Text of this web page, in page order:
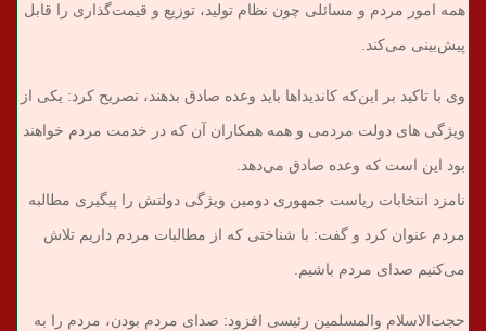
همه امور مردم و مسائلی چون نظام تولید، توزیع و قیمت‌گذاری را قابل
پیش‌بینی می‌کند.
وی با تاکید بر این‌که کاندیداها باید وعده صادق بدهند، تصریح کرد: یکی از
ویژگی های دولت مردمی و همه همکاران آن که در خدمت مردم خواهند
بود این است که وعده‌ صادق می‌دهد.
نامزد انتخابات ریاست جمهوری دومین ویژگی دولتش را پیگیری مطالبه
مردم عنوان کرد و گفت: با شناختی که از مطالبات مردم داریم تلاش
می‌کنیم صدای مردم باشیم.
حجت‌الاسلام والمسلمین رئیسی افزود: صدای مردم بودن، مردم را به